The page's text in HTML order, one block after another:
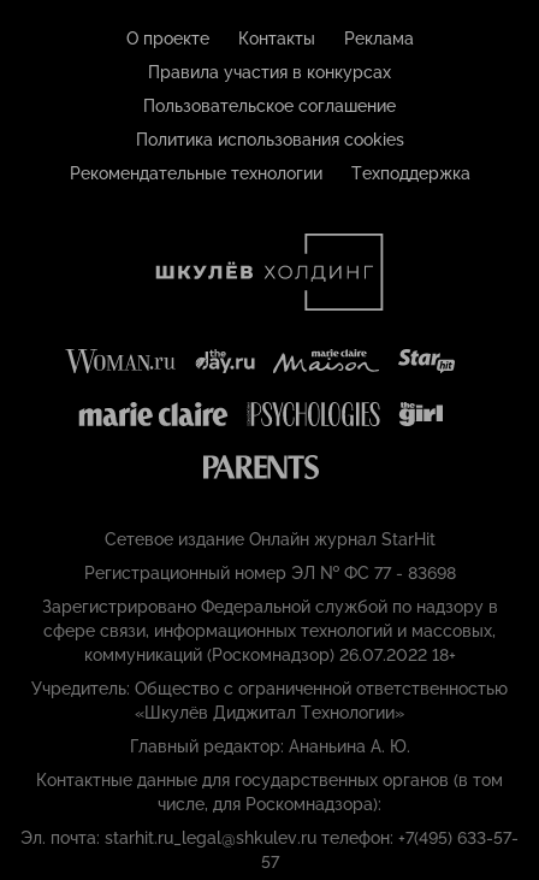
О проекте Контакты
Реклама
Правила участия в конкурсах
Пользовательское соглашение
Политика использования cookies
Рекомендательные технологии
Техподдержка
Сетевое издание Онлайн журнал StarHit
Регистрационный номер ЭЛ № ФС 77 - 83698
Зарегистрировано Федеральной службой по надзору в
сфере связи, информационных технологий и массовых,
коммуникаций (Роскомнадзор) 26.07.2022 18+
Учредитель: Общество с ограниченной ответственностью
«Шкулёв Диджитал Технологии»
Главный редактор: Ананьина А. Ю.
Контактные данные для государственных органов (в том
числе, для Роскомнадзора):
Эл. почта: starhit.ru_legal@shkulev.ru телефон: +7(495) 633-57-
57